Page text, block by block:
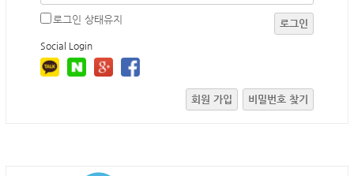
로그인 상태유지 로그인
Social Login
회원 가입 비밀번호 찾기